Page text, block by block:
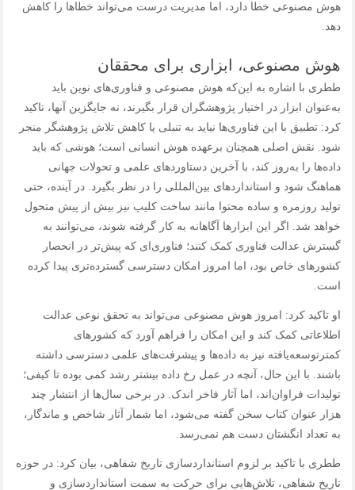
هوش مصنوعی خطا دارد، اما مدیریت درست می‌تواند خطاها را کاهش
دهد.
هوش مصنوعی، ابزاری برای محققان
ططری با اشاره به این‌که هوش مصنوعی و فناوری‌های نوین باید
به‌عنوان ابزار در اختیار پژوهشگران قرار بگیرند، نه جایگزین آنها، تاکید
کرد: تطبیق با این فناوری‌ها نباید به تنبلی یا کاهش تلاش پژوهشگر منجر
شود. نقش اصلی همچنان برعهده هوش انسانی است؛ هوشی که باید
داده‌ها را به‌روز کند، با آخرین دستاوردهای علمی و تحولات جهانی
هماهنگ شود و استانداردهای بین‌المللی را در نظر بگیرد. در آینده، حتی
تولید روزمره و ساده محتوا مانند ساخت کلیپ نیز بیش از پیش متحول
خواهد شد. اگر این ابزارها آگاهانه به کار گرفته شوند، می‌توانند به
گسترش عدالت فناوری کمک کنند؛ فناوری‌ای که پیش‌تر در انحصار
کشورهای خاص بود، اما امروز امکان دسترسی گسترده‌تری پیدا کرده
است.
او تاکید کرد: امروز هوش مصنوعی می‌تواند به تحقق نوعی عدالت
اطلاعاتی کمک کند و این امکان را فراهم آورد که کشورهای
کمترتوسعه‌یافته نیز به داده‌ها و پیشرفت‌های علمی دسترسی داشته
باشند. با این حال، آنچه در عمل رخ داده بیشتر رشد کمی بوده تا کیفی؛
تولیدات فراوان‌اند، اما آثار فاخر اندک. در برخی سال‌ها از انتشار چند
هزار عنوان کتاب سخن گفته می‌شود، اما شمار آثار شاخص و ماندگار،
به تعداد انگشتان دست هم نمی‌رسد.
ططری با تاکید بر لزوم استانداردسازی تاریخ شفاهی، بیان کرد: در حوزه
تاریخ شفاهی، تلاش‌هایی برای حرکت به سمت استانداردسازی و